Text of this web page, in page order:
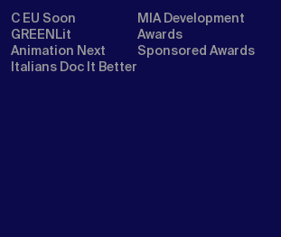
C EU Soon
GREENLit
Animation Next
Italians Doc It Better
MIA Development
Awards
Sponsored Awards